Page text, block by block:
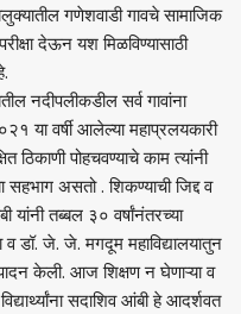
गणेशवाडी गावचे सामाजिक
देऊन यश मिळविण्यासाठी
नदीपलीकडील सर्व गावांना
वर्षी आलेल्या महाप्रलयकारी
ठिकाणी पोहचवण्याचे काम त्यांनी
असतो . शिकण्याची जिद्द व
यांनी तब्बल ३० वर्षांनंतरच्या
डॉ. जे. जे. मगदूम महाविद्यालयातुन
केली. आज शिक्षण न घेणाऱ्या व
सदाशिव आंबी हे आदर्शवत